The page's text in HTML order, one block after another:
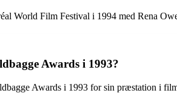
World Film Festival i 1994 med Rena
Awards i 1993?
Awards i 1993 for sin præstation i